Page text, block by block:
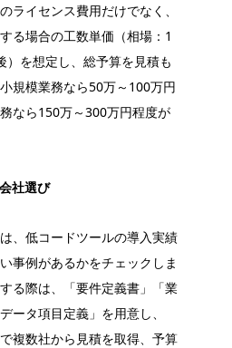
ライセンス費用だけでなく、
る場合の工数単価（相場：1
）を想定し、総予算を見積も
規模業務なら50万～100万円
なら150万～300万円程度が
社選び
、低コードツールの導入実績
事例があるかをチェックしま
る際は、「要件定義書」「業
ータ項目定義」を用意し、
で複数社から見積を取得、予算